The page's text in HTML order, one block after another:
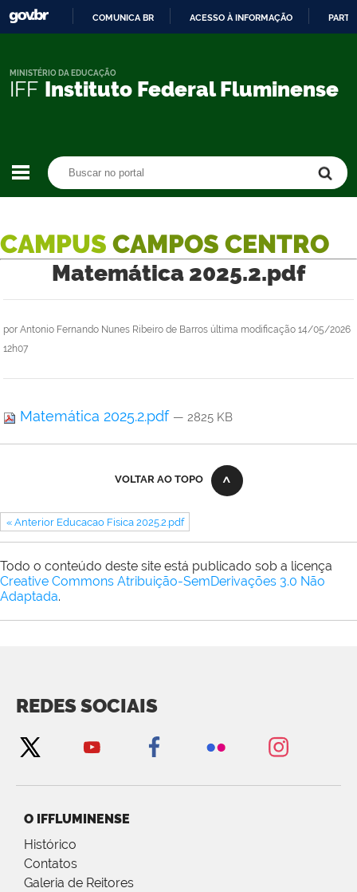
CONTEÚDO
COMUNICA BR ACESSO À INFORMAÇÃO
IFF Instituto Federal Fluminense
MINISTÉRIO DA EDUCAÇÃO
CAMPUS CAMPOS CENTRO
Matemática 2025.2.pdf
por Antonio Fernando Nunes Ribeiro de Barros última modificação 14/05/2026
12h07
Matemática 2025.2.pdf — 2825 KB
VOLTAR AO TOPO
« Anterior Educacao Fisica 2025.2.pdf
Todo o conteúdo deste site está publicado sob a licença
Creative Commons Atribuição-SemDerivações 3.0 Não
Adaptada.
REDES SOCIAIS
O IFFLUMINENSE
Histórico
Contatos
Galeria de Reitores